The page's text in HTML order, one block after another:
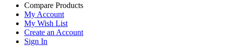
Compare Products
My Account
My Wish List
Create an Account
Sign In